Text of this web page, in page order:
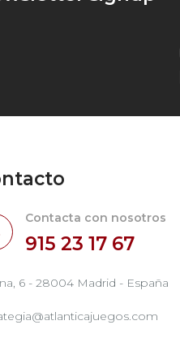
Contacta con nosotros
915 23 17 67
6 - 28004 Madrid - España